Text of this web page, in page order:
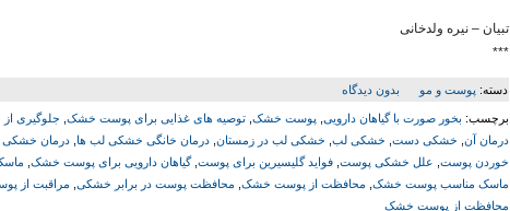
تبیان – نیره ولدخانی
***
دسته: پوست و مو بدون دیدگاه
برچسب: بخور صورت با گیاهان دارویی پوست خشک توصیه های غذایی برای پوست خشک جلوگیری
درمان آن خشکی دست خشکی لب خشکی لب در زمستان درمان خانگی خشکی لب ها درمان
خوردن پوست علل خشکی پوست فواید گلیسیرین برای پوست ,گیاهان دارویی برای پوست خشک
ماسک مناسب پوست خشک محافظت از پوست خشک محافظت پوست در برابر خشکی مراقبت از
محافظت از پوست خشک